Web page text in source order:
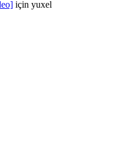
için yuxel